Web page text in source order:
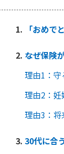
「おめで
なぜ保険
理由1：
理由2：
理由3：
30代に合